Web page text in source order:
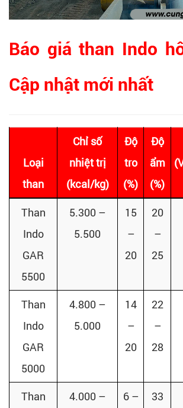
Báo giá than Indo
Cập nhật mới nhất
Loại
than
Chỉ số
nhiệt trị
(kcal/kg)
Độ
tro
(%)
Độ
ẩm
(%)
Than
Indo
GAR
5500
5.300 –
5.500
15
–
20
20
–
25
Than
Indo
GAR
5000
4.800 –
5.000
14
–
20
22
–
28
Than
4.000 –
6 –
33